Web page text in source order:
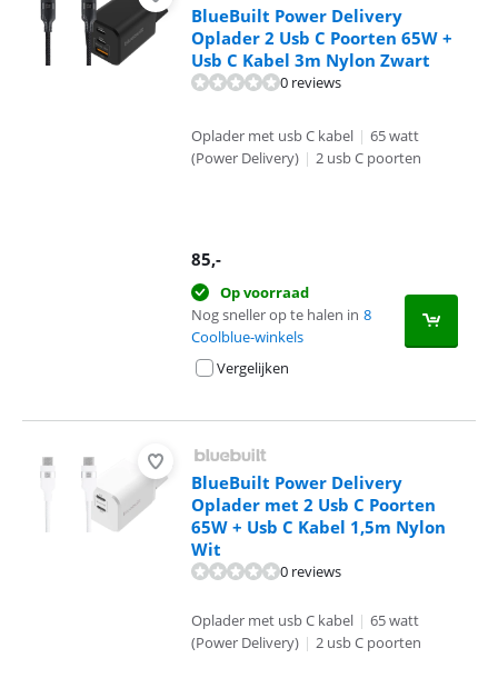
BlueBuilt Power Delivery
Oplader 2 Usb C Poorten 65W +
Usb C Kabel 3m Nylon Zwart
0 reviews
Oplader met usb C kabel | 65 watt
(Power Delivery) | 2 usb C poorten
85,-
Op voorraad
Nog sneller op te halen in 8
Coolblue-winkels
Vergelijken
BlueBuilt Power Delivery
Oplader met 2 Usb C Poorten
65W + Usb C Kabel 1,5m Nylon
Wit
0 reviews
Oplader met usb C kabel | 65 watt
(Power Delivery) | 2 usb C poorten